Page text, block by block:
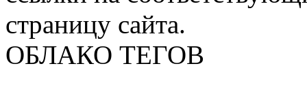
страницу сайта.
ОБЛАКО ТЕГОВ